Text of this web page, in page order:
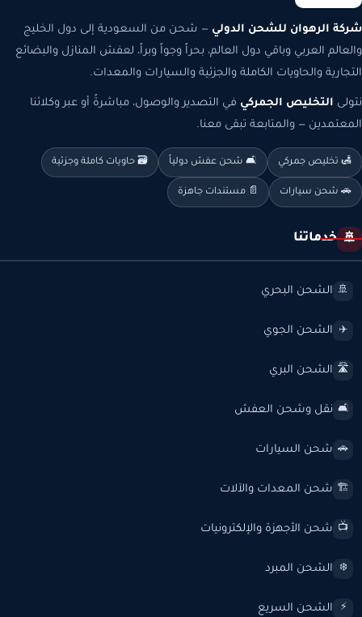
شركة الرهوان للشحن الدولي — شحن من السعودية إلى دول الخليج
والعالم العربي وباقي دول العالم، بحراً وجواً وبراً، لعفش المنازل والبضائع
التجارية والحاويات الكاملة والجزئية والسيارات والمعدات.
نتولى التخليص الجمركي في التصدير والوصول، مباشرةً أو عبر وكلائنا
المعتمدين — والمتابعة تبقى معنا.
🛃 تخليص جمركي 🛋️ شحن عفش دولياً 🗃️ حاويات كاملة وجزئية
🚗 شحن سيارات 📄 مستندات جاهزة
🚢 خدماتنا
🚢 الشحن البحري
✈️ الشحن الجوي
🛣️ الشحن البري
🛋️ نقل وشحن العفش
🚗 شحن السيارات
🏗️ شحن المعدات والآلات
📺 شحن الأجهزة والإلكترونيات
❄️ الشحن المبرد
⚡ الشحن السريع